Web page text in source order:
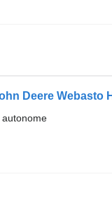
Deere Webasto